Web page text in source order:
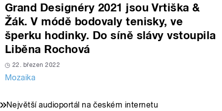
Grand Designéry 2021 jsou Vrtiška &
Žák. V módě bodovaly tenisky, ve
šperku hodinky. Do síně slávy vstoupila
Liběna Rochová
22. březen 2022
Mozaika
Největší audioportál na českém internetu